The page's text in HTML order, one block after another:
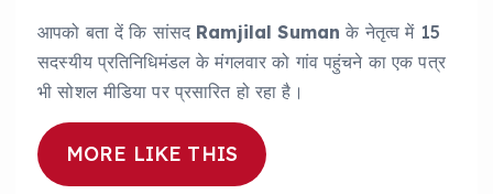
आपको बता दें कि सांसद Ramjilal Suman के नेतृत्व में 15
सदस्यीय प्रतिनिधिमंडल के मंगलवार को गांव पहुंचने का एक पत्र
भी सोशल मीडिया पर प्रसारित हो रहा है।
MORE LIKE THIS